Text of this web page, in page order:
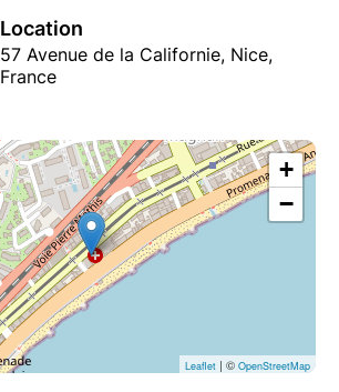
Location
57 Avenue de la Californie, Nice,
France
+
−
Leaflet | © OpenStreetMap